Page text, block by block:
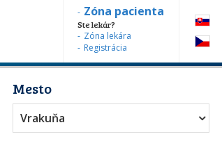
Zóna pacienta
Ste lekár?
Zóna lekára
Registrácia
Mesto
Vrakuňa